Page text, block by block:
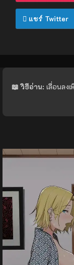
แชร์ Twitter
📖 วิธีอ่าน: เลื่อนลง